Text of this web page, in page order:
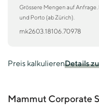
Grössere Mengen auf Anfrage.
und Porto (ab Zürich).
mk2603.18106.70978
Preis kalkulierenDetails
Mammut Corporate